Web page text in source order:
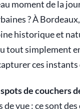
moment de la
? À
historique et
tout simplement
ces instants
de couchers
vue : ce sont